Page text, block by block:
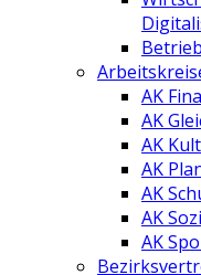
AK
AK
AK
AK
AK
AK
AK